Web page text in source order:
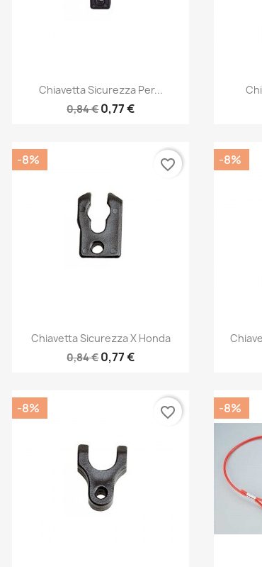
Anteprima
Chiavetta Sicurezza Per...
0,84 €0,77 €
Anteprima
Chiavetta Sicurezza X Honda
0,84 €0,77 €
-8% favorite_border -8%
-8% favorite_border -8%